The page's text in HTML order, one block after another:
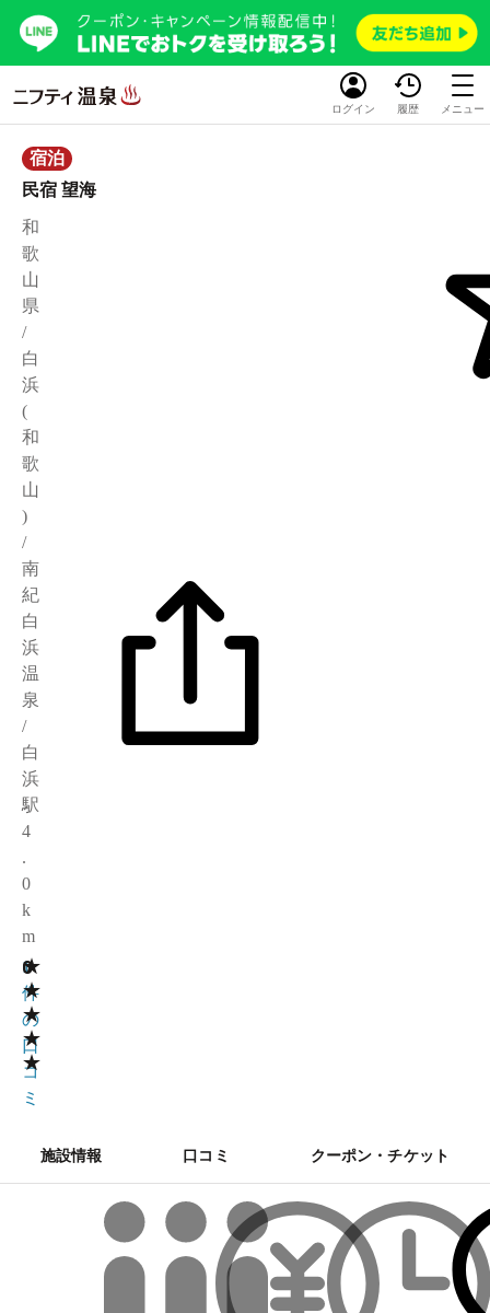
ログイン 履歴 メニュー
宿泊
民宿 望海
和
歌
山
県
/
白
浜
(
和
歌
山
)
/
南
紀
白
浜
温
泉
/
白
浜
駅
4
.
0
k
m
★
★
★
★
★
0
1
件
の
口
コ
ミ
施設情報 口コミ クーポン・チケット